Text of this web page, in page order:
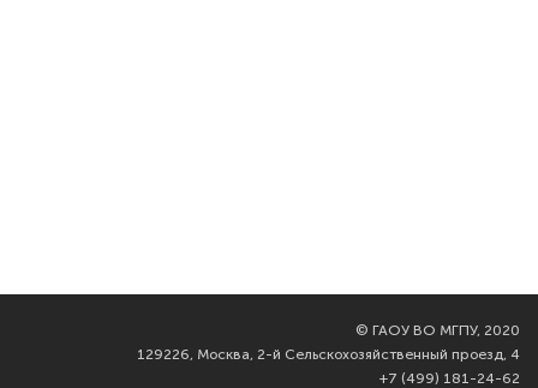
© ГАОУ ВО МГПУ, 2020
129226, Москва, 2-й Сельскохозяйственный проезд, 4
+7 (499) 181-24-62